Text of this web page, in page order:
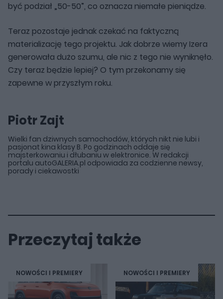
być podział „50-50”, co oznacza niemałe pieniądze.
Teraz pozostaje jednak czekać na faktyczną
materializację tego projektu. Jak dobrze wiemy Izera
generowała dużo szumu, ale nic z tego nie wyniknęło.
Czy teraz będzie lepiej? O tym przekonamy się
zapewne w przyszłym roku.
Piotr Zajt
Wielki fan dziwnych samochodów, których nikt nie lubi i
pasjonat kina klasy B. Po godzinach oddaje się
majsterkowaniu i dłubaniu w elektronice. W redakcji
portalu autoGALERIA.pl odpowiada za codzienne newsy,
porady i ciekawostki
Przeczytaj także
NOWOŚCI I PREMIERY NOWOŚCI I PREMIERY